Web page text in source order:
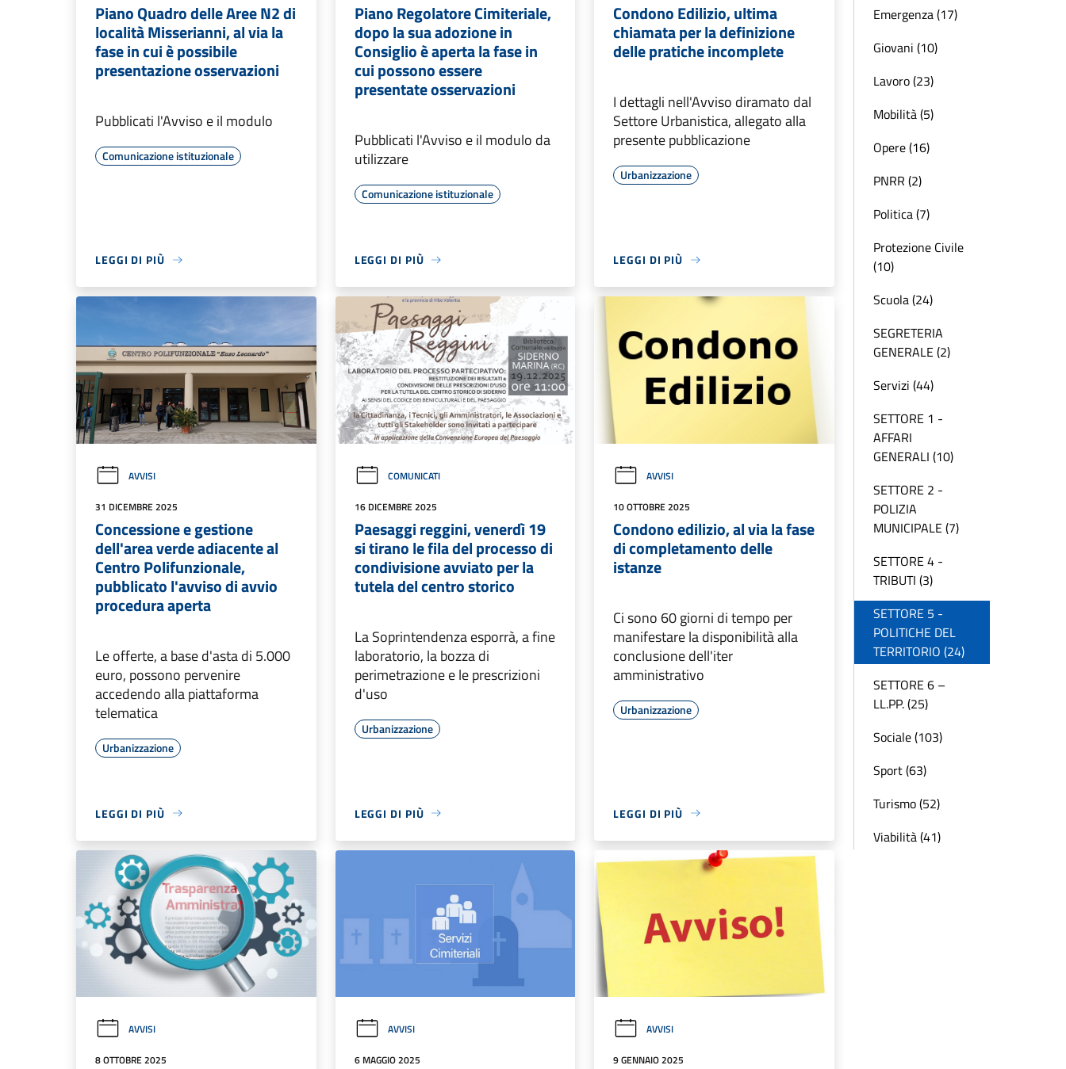
Piano Quadro delle Aree N2 di
località Misserianni, al via la
fase in cui è possibile
presentazione osservazioni
Pubblicati l'Avviso e il modulo
Comunicazione istituzionale
LEGGI DI PIÙ
Piano Regolatore Cimiteriale,
dopo la sua adozione in
Consiglio è aperta la fase in
cui possono essere
presentate osservazioni
Pubblicati l'Avviso e il modulo da
utilizzare
Comunicazione istituzionale
LEGGI DI PIÙ
Condono Edilizio, ultima
chiamata per la definizione
delle pratiche incomplete
I dettagli nell'Avviso diramato dal
Settore Urbanistica, allegato alla
presente pubblicazione
Urbanizzazione
LEGGI DI PIÙ
AVVISI
31 DICEMBRE 2025
Concessione e gestione
dell'area verde adiacente al
Centro Polifunzionale,
pubblicato l'avviso di avvio
procedura aperta
Le offerte, a base d'asta di 5.000
euro, possono pervenire
accedendo alla piattaforma
telematica
Urbanizzazione
LEGGI DI PIÙ
COMUNICATI
16 DICEMBRE 2025
Paesaggi reggini, venerdì 19
si tirano le fila del processo di
condivisione avviato per la
tutela del centro storico
La Soprintendenza esporrà, a fine
laboratorio, la bozza di
perimetrazione e le prescrizioni
d'uso
Urbanizzazione
LEGGI DI PIÙ
AVVISI
10 OTTOBRE 2025
Condono edilizio, al via la fase
di completamento delle
istanze
Ci sono 60 giorni di tempo per
manifestare la disponibilità alla
conclusione dell'iter
amministrativo
Urbanizzazione
LEGGI DI PIÙ
AVVISI
8 OTTOBRE 2025
AVVISI
6 MAGGIO 2025
AVVISI
9 GENNAIO 2025
Emergenza (17)
Giovani (10)
Lavoro (23)
Mobilità (5)
Opere (16)
PNRR (2)
Politica (7)
Protezione Civile
(10)
Scuola (24)
SEGRETERIA
GENERALE (2)
Servizi (44)
SETTORE 1 -
AFFARI
GENERALI (10)
SETTORE 2 -
POLIZIA
MUNICIPALE (7)
SETTORE 4 -
TRIBUTI (3)
SETTORE 5 -
POLITICHE DEL
TERRITORIO (24)
SETTORE 6 –
LL.PP. (25)
Sociale (103)
Sport (63)
Turismo (52)
Viabilità (41)